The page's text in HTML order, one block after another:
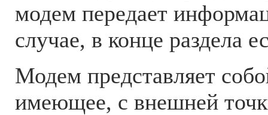
модем передает
случае, в конце раздела
Модем представляет
имеющее, с внешней